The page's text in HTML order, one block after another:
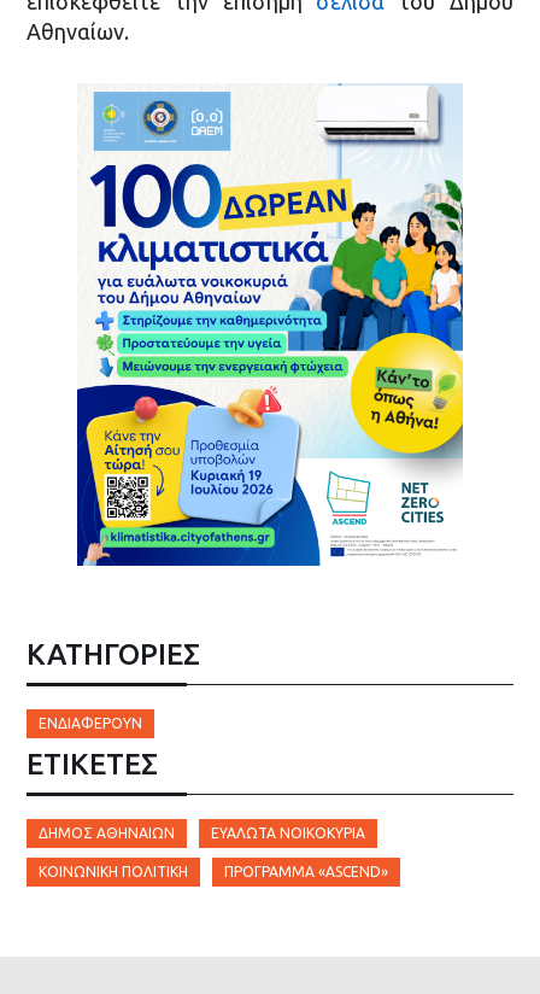
Αθηναίων.
ΚΑΤΗΓΟΡΙΕΣ
ΕΝΔΙΑΦΈΡΟΥΝ
ΕΤΙΚΈΤΕΣ
ΔΉΜΟΣ ΑΘΗΝΑΊΩΝ ΕΥΆΛΩΤΑ ΝΟΙΚΟΚΥΡΙΆ
ΚΟΙΝΩΝΙΚΉ ΠΟΛΙΤΙΚΉ ΠΡΌΓΡΑΜΜΑ «ASCEND»